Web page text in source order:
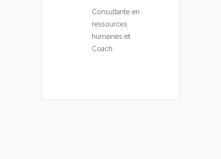
Consultante en
ressources
humaines et
Coach